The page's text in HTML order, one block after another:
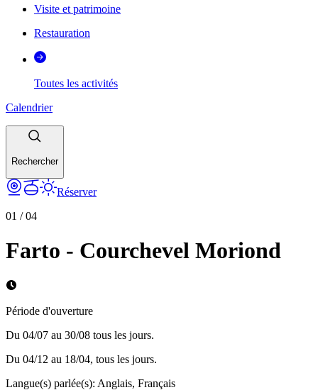
Visite et patrimoine
Restauration
Toutes les activités
Calendrier
Rechercher
Réserver
01 /04
Farto - Courchevel Moriond
Période d'ouverture
Du 04/07 au 30/08 tous les jours.
Du 04/12 au 18/04, tous les jours.
Langue(s) parlée(s): Anglais, Français